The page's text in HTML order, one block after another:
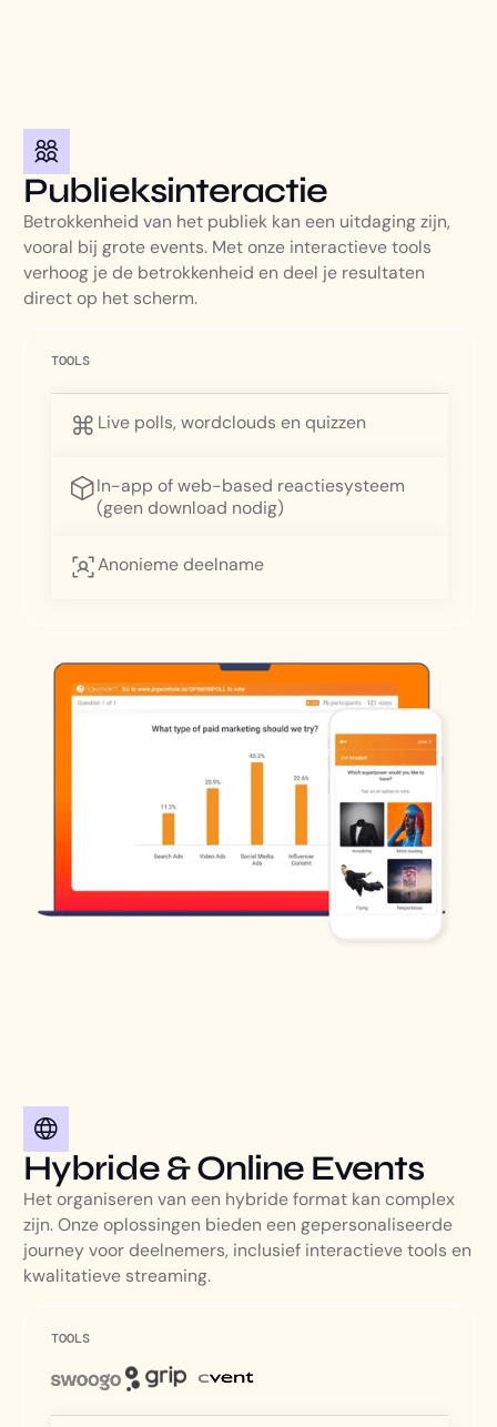
Publieksinteractie
Betrokkenheid van het publiek kan een uitdaging zijn,
vooral bij grote events. Met onze interactieve tools
verhoog je de betrokkenheid en deel je resultaten
direct op het scherm.
TOOLS
Live polls, wordclouds en quizzen
In-app of web-based reactiesysteem
(geen download nodig)
Anonieme deelname
Hybride & Online Events
Het organiseren van een hybride format kan complex
zijn. Onze oplossingen bieden een gepersonaliseerde
journey voor deelnemers, inclusief interactieve tools en
kwalitatieve streaming.
TOOLS